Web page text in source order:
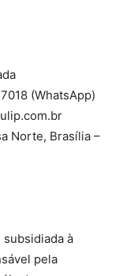
(WhatsApp)
Norte, Brasília –
à
pela